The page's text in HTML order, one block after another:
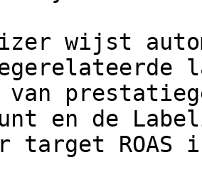
wijst
van
en de
target ROAS